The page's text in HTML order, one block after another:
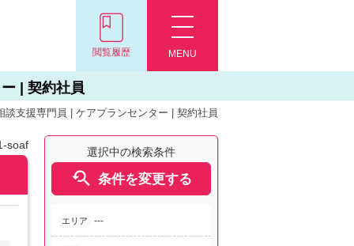
MENU
閲覧履歴
| 契約社員
支援専門員 | ケアプランセンター | 契約社員
選択中の検索条件
 条件を変更する
エリア ---
soaf